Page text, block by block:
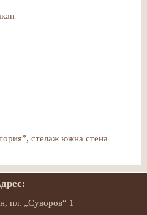
стелаж южна стена
пл. „Суворов“ 1